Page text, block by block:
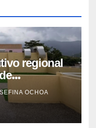
regional
OCHOA